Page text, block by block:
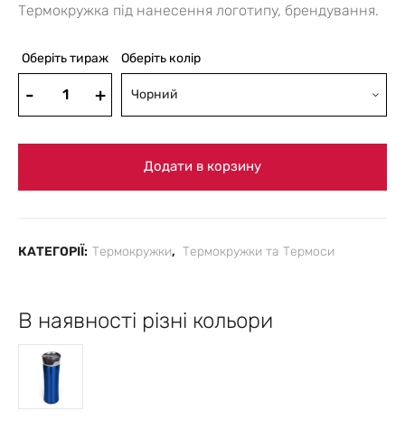
Термокружка під нанесення логотипу, брендування.
Оберіть тираж Оберіть колір
Чорний
Додати в корзину
КАТЕГОРІЇ: Термокружки, Термокружки та Термоси
В наявності різні кольори